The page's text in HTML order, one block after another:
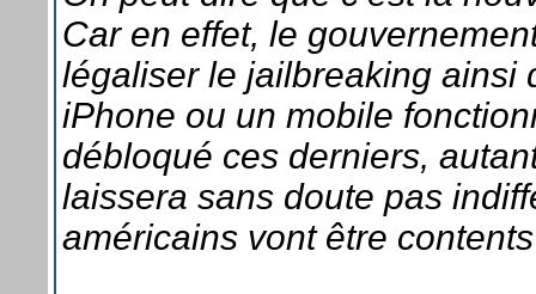
Car en effet, le
légaliser le jailbreaking ainsi
iPhone ou un mobile
débloqué ces derniers,
laissera sans doute pas
américains vont être